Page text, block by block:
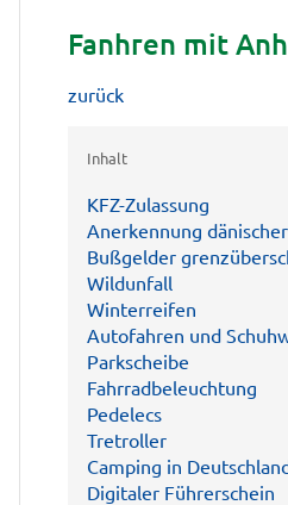
Fanhren mit
zurück
Inhalt
KFZ-Zulassung
Anerkennung
Bußgelder
Wildunfall
Winterreifen
Autofahren und
Parkscheibe
Fahrradbeleuchtung
Pedelecs
Tretroller
Camping in
Digitaler Führerschein